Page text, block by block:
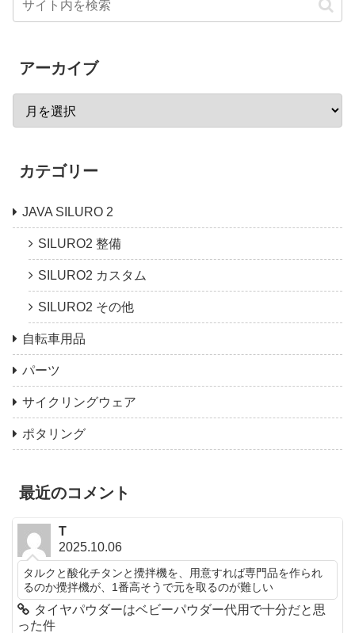
アーカイブ
カテゴリー
JAVA SILURO 2
SILURO2 整備
SILURO2 カスタム
SILURO2 その他
自転車用品
パーツ
サイクリングウェア
ポタリング
最近のコメント
T
2025.10.06
タルクと酸化チタンと攪拌機を、用意すれば専門品を作られ
るのか攪拌機が、1番高そうで元を取るのが難しい
タイヤパウダーはベビーパウダー代用で十分だと思
った件